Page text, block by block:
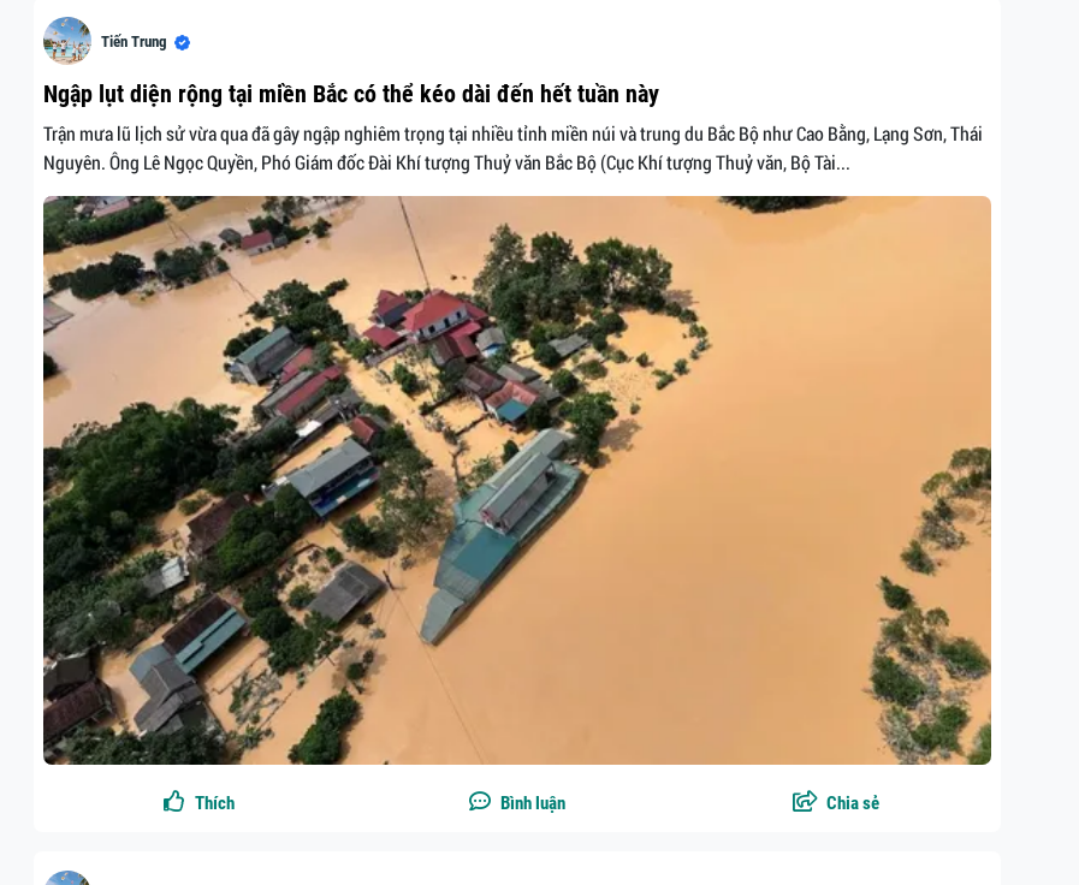
Tiến Trung
Ngập lụt diện rộng tại miền Bắc có thể kéo dài đến hết tuần này
Trận mưa lũ lịch sử vừa qua đã gây ngập nghiêm trọng tại nhiều tỉnh miền núi và trung du Bắc Bộ như Cao Bằng, Lạng Sơn, Thái
Nguyên. Ông Lê Ngọc Quyền, Phó Giám đốc Đài Khí tượng Thuỷ văn Bắc Bộ (Cục Khí tượng Thuỷ văn, Bộ Tài...
Thích Bình luận Chia sẻ